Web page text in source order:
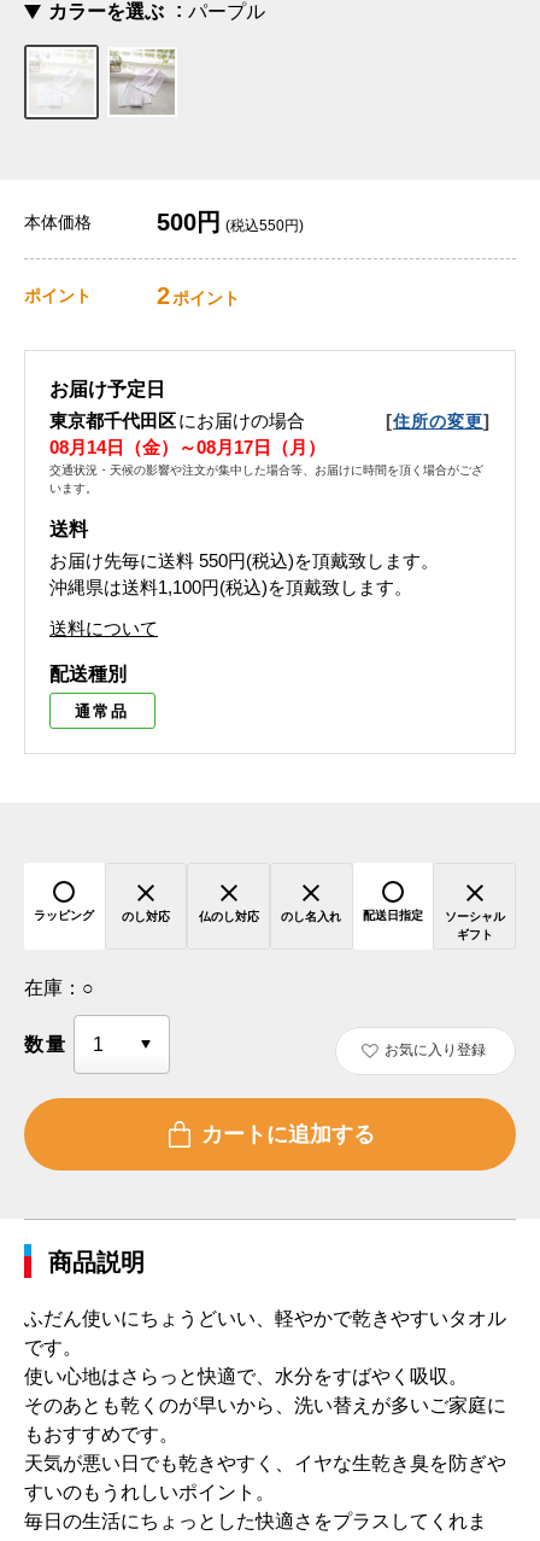
カラーを選ぶ パープル
本体価格 500円 (税込550円)
ポイント 2ポイント
お届け予定日
東京都千代田区にお届けの場合 [住所の変更]
08月14日（金）～08月17日（月）
交通状況・天候の影響や注文が集中した場合等、お届けに時間を頂く場合がござ
います。
送料
お届け先毎に送料 550円(税込)を頂戴致します。
沖縄県は送料1,100円(税込)を頂戴致します。
送料について
配送種別
通常品
ラッピング のし対応 仏のし対応 のし名入れ 配送日指定
ソーシャル
ギフト
在庫： ○
数量 お気に入り登録
商品説明
ふだん使いにちょうどいい、軽やかで乾きやすいタオル
です。
使い心地はさらっと快適で、水分をすばやく吸収。
そのあとも乾くのが早いから、洗い替えが多いご家庭に
もおすすめです。
天気が悪い日でも乾きやすく、イヤな生乾き臭を防ぎや
すいのもうれしいポイント。
毎日の生活にちょっとした快適さをプラスしてくれま